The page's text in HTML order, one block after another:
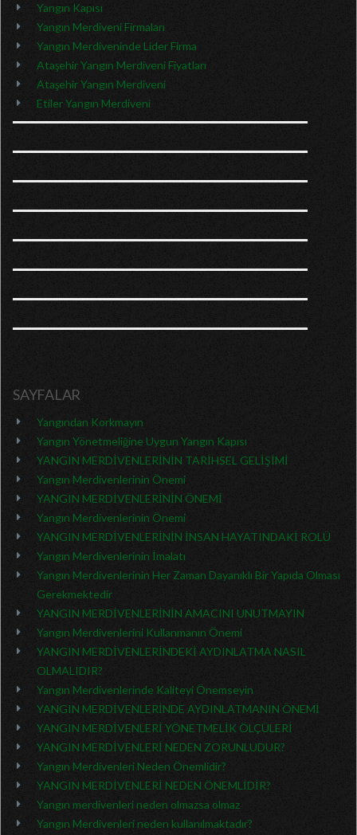
Yangın Kapısı
Yangın Merdiveni Firmaları
Yangın Merdiveninde Lider Firma
Ataşehir Yangın Merdiveni Fiyatları
Ataşehir Yangın Merdiveni
Etiler Yangın Merdiveni
SAYFALAR
Yangından Korkmayın
Yangın Yönetmeliğine Uygun Yangın Kapısı
YANGIN MERDİVENLERİNİN TARİHSEL GELİŞİMİ
Yangın Merdivenlerinin Önemi
YANGIN MERDİVENLERİNİN ÖNEMİ
Yangın Merdivenlerinin Önemi
YANGIN MERDİVENLERİNİN İNSAN HAYATINDAKİ ROLÜ
Yangın Merdivenlerinin İmalatı
Yangın Merdivenlerinin Her Zaman Dayanıklı Bir Yapıda Olması
Gerekmektedir
YANGIN MERDİVENLERİNİN AMACINI UNUTMAYIN
Yangın Merdivenlerini Kullanmanın Önemi
YANGIN MERDİVENLERİNDEKİ AYDINLATMA NASIL
OLMALIDIR?
Yangın Merdivenlerinde Kaliteyi Önemseyin
YANGIN MERDİVENLERİNDE AYDINLATMANIN ÖNEMİ
YANGIN MERDİVENLERİ YÖNETMELİK ÖLÇÜLERİ
YANGIN MERDİVENLERİ NEDEN ZORUNLUDUR?
Yangın Merdivenleri Neden Önemlidir?
YANGIN MERDİVENLERİ NEDEN ÖNEMLİDİR?
Yangın merdivenleri neden olmazsa olmaz
Yangın Merdivenleri neden kullanılmaktadır?